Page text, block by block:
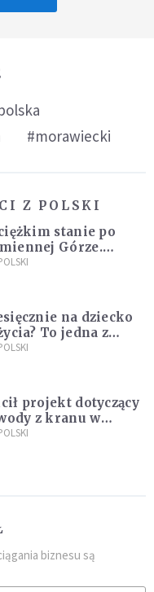
#morawiecki
Z POLSKI
stanie po
Górze.
dwóch
na dziecko
To jedna z
"Rozwój
projekt dotyczący
z kranu w
biznesu są